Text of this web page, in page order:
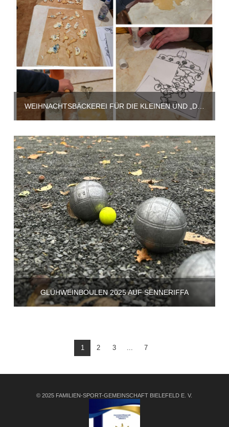
WEIHNACHTSBÄCKEREI FÜR DIE KLEINEN UND „DIE FEUERZANGENBOWLE“ FÜR DIE GROSSEN
GLÜHWEINBOULEN 2025 AUF SENNERIFFA
1 2 3 7
© 2025 FAMILIEN-SPORT-GEMEINSCHAFT BIELEFELD E. V.